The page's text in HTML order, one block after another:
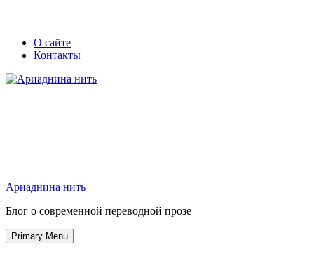
Skip
Secondary
left
navigation
Secondary
right
navigation
О сайте
Контакты
Ариаднина нить
Блог о современной переводной прозе
Primary Menu